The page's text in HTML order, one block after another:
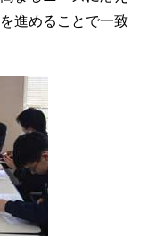
進めることで一致